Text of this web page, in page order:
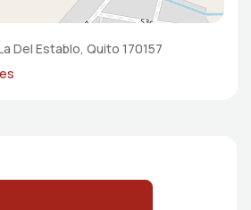
Del Establo, Quito 170157